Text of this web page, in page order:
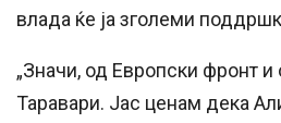
влада ќе ја зголеми
„Значи, од Европски фронт и
Таравари. Јас ценам дека